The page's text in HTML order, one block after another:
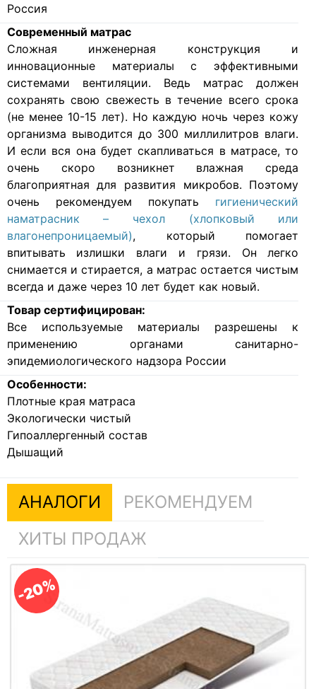
Россия
Современный матрас
Cложная инженерная конструкция и
инновационные материалы с эффективными
системами вентиляции. Ведь матрас должен
сохранять свою свежесть в течение всего срока
(не менее 10-15 лет). Но каждую ночь через кожу
организма выводится до 300 миллилитров влаги.
И если вся она будет скапливаться в матрасе, то
очень скоро возникнет влажная среда
благоприятная для развития микробов. Поэтому
очень рекомендуем покупать гигиенический
наматрасник – чехол (хлопковый или
влагонепроницаемый), который помогает
впитывать излишки влаги и грязи. Он легко
снимается и стирается, а матрас остается чистым
всегда и даже через 10 лет будет как новый.
Товар сертифицирован:
Все используемые материалы разрешены к
применению органами санитарно-
эпидемиологического надзора России
Особенности:
Плотные края матраса
Экологически чистый
Гипоаллергенный состав
Дышащий
АНАЛОГИ
РЕКОМЕНДУЕМ
ХИТЫ ПРОДАЖ
-20%